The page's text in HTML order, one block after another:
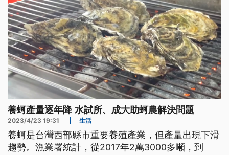
養蚵產量逐年降 水試所、成大助蚵農解決問題
2023/4/23 19:31 生活
養蚵是台灣西部縣市重要養殖產業，但產量出現下滑
趨勢。漁業署統計，從2017年2萬3000多噸，到